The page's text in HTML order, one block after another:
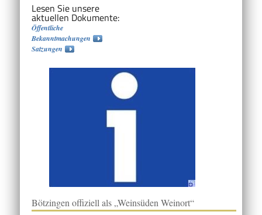
Lesen Sie unsere
aktuellen Dokumente:
Öffentliche
Bekanntmachungen
Satzungen
Bötzingen offiziell als „Weinsüden Weinort“